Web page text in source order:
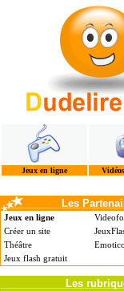
Jeux en ligne
Les
Jeux en ligne
Créer un site
Théâtre
Jeux flash gratuit
Les